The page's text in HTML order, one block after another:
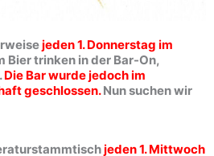
jeden 1. Donnerstag im
Bier trinken in der Bar-On,
Die Bar wurde jedoch im
geschlossen.Nun suchen wir
jeden1. Mittwoch